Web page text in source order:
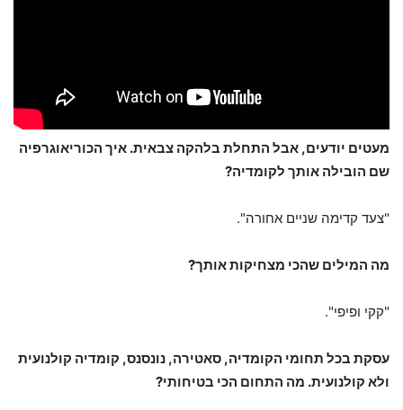
מעטים יודעים, אבל התחלת בלהקה צבאית. איך הכוריאוגרפיה
שם הובילה אותך לקומדיה?
"צעד קדימה שניים אחורה".
מה המילים שהכי מצחיקות אותך?
"קקי ופיפי".
עסקת בכל תחומי הקומדיה, סאטירה, נונסנס, קומדיה קולנועית
ולא קולנועית. מה התחום הכי בטיחותי?